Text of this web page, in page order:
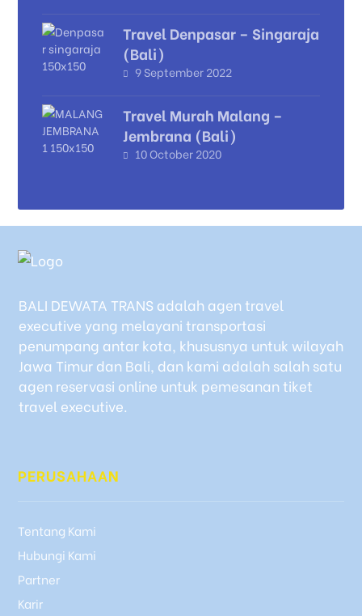
Travel Denpasar – Singaraja
(Bali)
9 September 2022
Travel Murah Malang –
Jembrana (Bali)
10 October 2020
BALI DEWATA TRANS adalah agen travel
executive yang melayani transportasi
penumpang antar kota, khususnya untuk wilayah
Jawa Timur dan Bali, dan kami adalah salah satu
agen reservasi online untuk pemesanan tiket
travel executive.
PERUSAHAAN
Tentang Kami
Hubungi Kami
Partner
Karir